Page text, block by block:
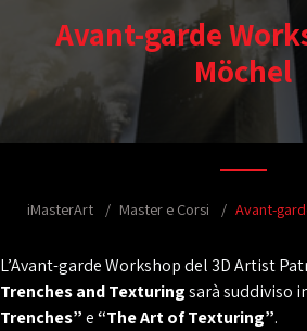
Avant-garde
Möchel
iMasterArt Master e Corsi Avant-
L’Avant-garde Workshop del 3D Artist
Trenches and Texturingsarà suddiviso
Trenches”e“The Art of Texturing”.